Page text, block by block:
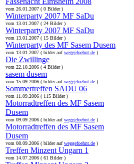
vom 26.01.2007 ( 0 Bilder )
Winterparty 2007 MF SaDu
vom 13.01.2007 ( 24 Bilder )
Winterparty 2007 MF SaDu
vom 13.01.2007 ( 15 Bilder )
Winterparty des MF Sasem Dusem
vom 13.01.2007 ( bilder aufweggefoehnt.de )
Die Zwillinge
vom 22.10.2006 ( 4 Bilder )
sasem dusem
vom 15.09.2006 ( bilder aufweggefoehnt.de )
Sommertreffen SADU 06
vom 11.09.2006 ( 115 Bilder )
Motorradtreffen des MF Sasem
Dusem
vom 09.09.2006 ( bilder aufweggefoehnt.de )
Motorradtreffen des MF Sasem
Dusem
vom 08.09.2006 ( bilder aufweggefoehnt.de )
Treffen Minzent Ungarn 1
vom 14.07.2006 ( 61 Bilder )